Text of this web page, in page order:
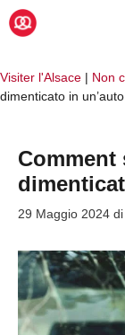
Vai
Visiter l'Alsace | Non
dimenticato in
Comment
29 Maggio 2024 di